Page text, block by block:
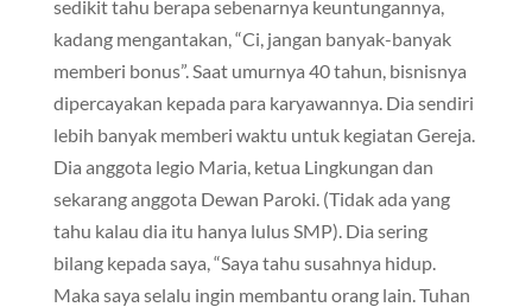
sedikit tahu berapa sebenarnya keuntungannya,
kadang mengantakan, “Ci, jangan banyak-banyak
memberi bonus”. Saat umurnya 40 tahun, bisnisnya
dipercayakan kepada para karyawannya. Dia sendiri
lebih banyak memberi waktu untuk kegiatan Gereja.
Dia anggota legio Maria, ketua Lingkungan dan
sekarang anggota Dewan Paroki. (Tidak ada yang
tahu kalau dia itu hanya lulus SMP). Dia sering
bilang kepada saya, “Saya tahu susahnya hidup.
Maka saya selalu ingin membantu orang lain. Tuhan